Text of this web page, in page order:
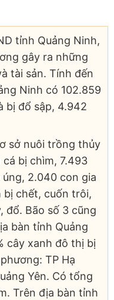
tỉnh Quảng Ninh,
gây ra những
tài sản. Tính đến
Ninh có 102.859
bị đổ sập, 4.942
sở nuôi trồng thủy
bị chìm, 7.493
úng, 2.040 con gia
bị chết, cuốn trôi,
đổ. Bão số 3 cũng
bàn tỉnh Quảng
cây xanh đô thị bị
TP Hạ
Yên. Có tổng
Trên địa bàn tỉnh